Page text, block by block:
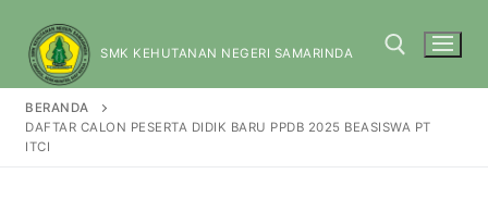
SMK KEHUTANAN NEGERI SAMARINDA
BERANDA
DAFTAR CALON PESERTA DIDIK BARU PPDB 2025 BEASISWA PT
ITCI